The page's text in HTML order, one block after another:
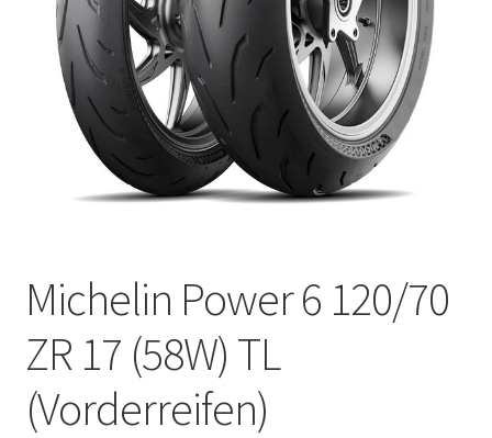
Michelin Power 6 120/70
ZR 17 (58W) TL
(Vorderreifen)